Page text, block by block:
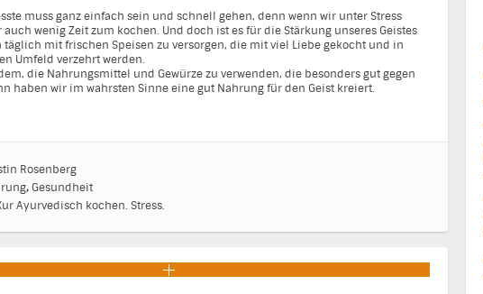
muss ganz einfach sein und schnell gehen, denn wenn wir unter Stress
wenig Zeit zum kochen. Und doch ist es für die Stärkung unseres Geistes
mit frischen Speisen zu versorgen, die mit viel Liebe gekocht und in
Umfeld verzehrt werden.
die Nahrungsmittel und Gewürze zu verwenden, die besonders gut gegen
haben wir im wahrsten Sinne eine gut Nahrung für den Geist kreiert.
Rosenberg
, Gesundheit
Ayurvedisch kochen. Stress.